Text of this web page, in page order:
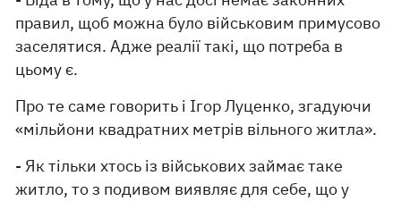
правил, щоб можна було військовим примусово
заселятися. Адже реалії такі, що потреба в
цьому є.
Про те саме говорить і Ігор Луценко, згадуючи
«мільйони квадратних метрів вільного житла».
- Як тільки хтось із військових займає таке
житло, то з подивом виявляє для себе, що у